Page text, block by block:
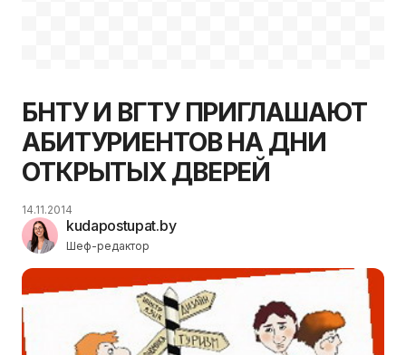
БНТУ И ВГТУ ПРИГЛАШАЮТ
АБИТУРИЕНТОВ НА ДНИ
ОТКРЫТЫХ ДВЕРЕЙ
kudapostupat.by
Шеф-редактор
14.11.2014